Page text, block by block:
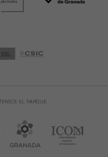
EL PARQUE